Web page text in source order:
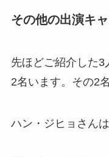
その他の出演キ
先ほどご紹介した
2名います。その2
ハン・ジヒョさん